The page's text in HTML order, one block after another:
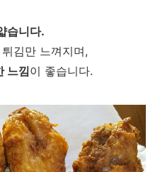
습니다.
김만 느껴지며,
느낌이 좋습니다.